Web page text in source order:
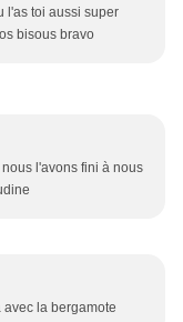
l'as toi aussi super
bisous bravo
l'avons fini à nous
avec la bergamote